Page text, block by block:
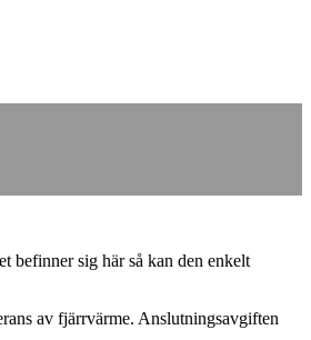
befinner sig här så kan den enkelt
av fjärrvärme. Anslutningsavgiften